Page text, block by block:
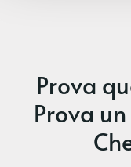
Prova
Prova